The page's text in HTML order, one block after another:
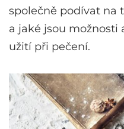
společně podívat na
a jaké jsou možnosti
užití při pečení.